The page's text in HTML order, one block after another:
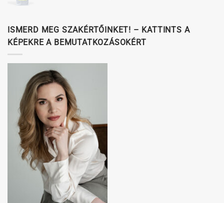
ISMERD MEG SZAKÉRTŐINKET! – KATTINTS A
KÉPEKRE A BEMUTATKOZÁSOKÉRT